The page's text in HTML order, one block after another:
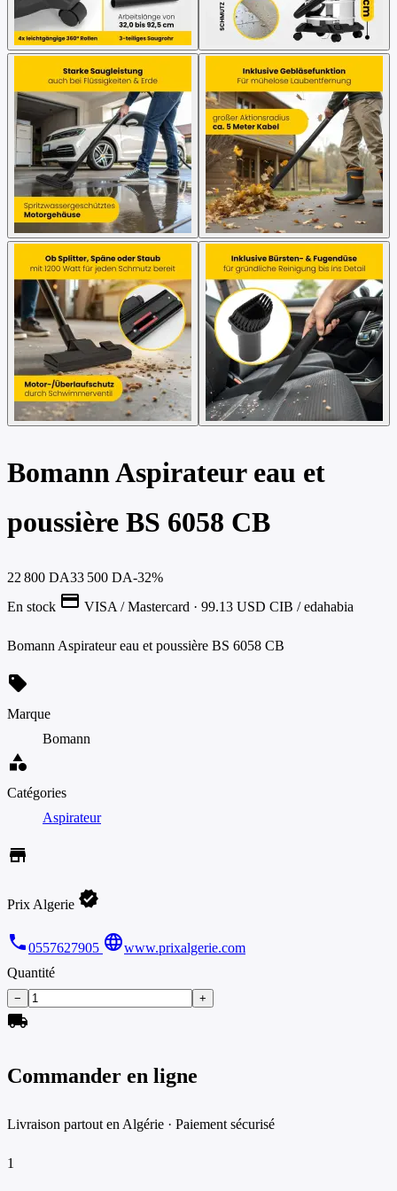
Bomann Aspirateur eau et
poussière BS 6058 CB
22 800 DA33 500 DA-32%
En stock credit_card VISA / Mastercard · 99.13 USD CIB / edahabia
Bomann Aspirateur eau et poussière BS 6058 CB
sell
Marque
Bomann
category
Catégories
Aspirateur
store
Prix Algerie verified
phone0557627905 languagewww.prixalgerie.com
Quantité
− +
local_shipping
Commander en ligne
Livraison partout en Algérie · Paiement sécurisé
1